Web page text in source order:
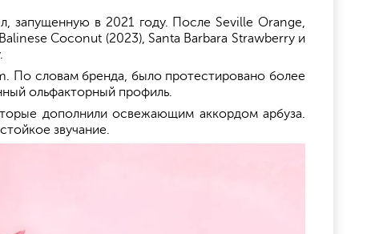
запущенную в 2021 году. После Seville Orange,
Coconut (2023), Santa Barbara Strawberry и
По словам бренда, было протестировано более
ольфакторный профиль.
дополнили освежающим аккордом арбуза.
звучание.